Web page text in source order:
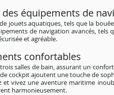
équipements de
jouets aquatiques, tels que la
de navigation avancés, tels
et agréable.
confortables
salles de bain, assurant un
cockpit ajoutent une touche de
et vivez une aventure maritime
harmonieusement.